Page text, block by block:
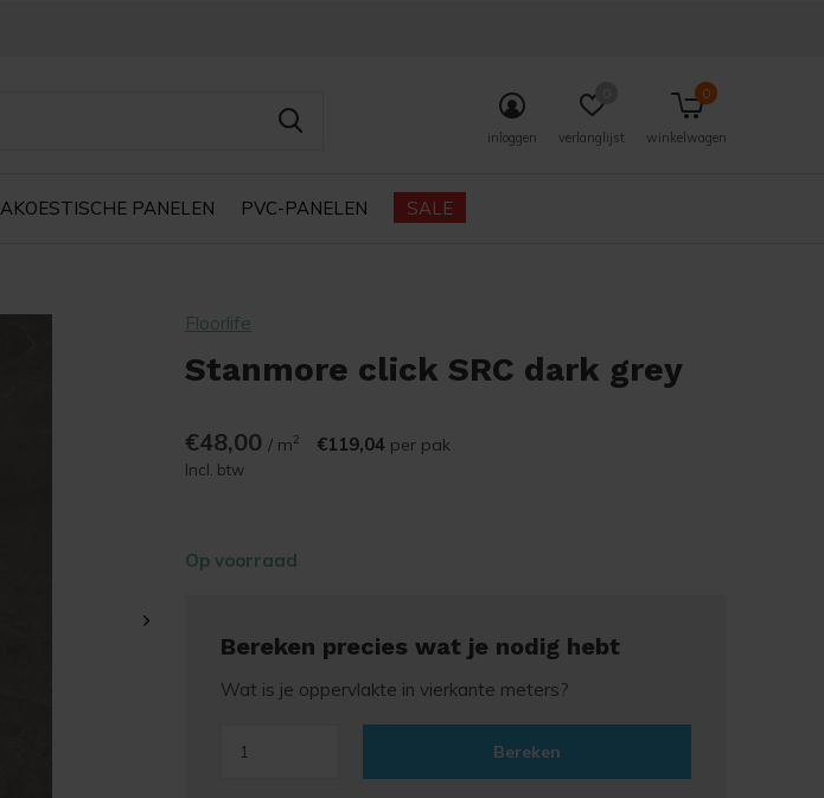
AKOESTISCHE PANELEN PVC-PANELEN SALE
inloggen verlanglijst winkelwagen
0
Floorlife
Stanmore click SRC dark grey
€48,00 / m2 €119,04 per pak
Incl. btw
Op voorraad
Bereken precies wat je nodig hebt
Wat is je oppervlakte in vierkante meters?
Bereken